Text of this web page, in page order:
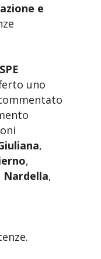
e
uno
,
,
Nardella,